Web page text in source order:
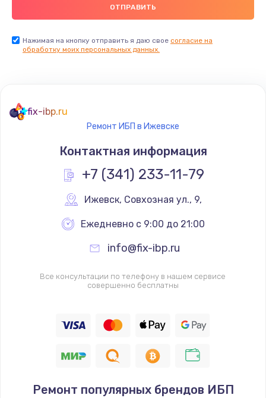
Нажимая на кнопку отправить я даю свое согласие на
обработку моих персональных данных.
fix-ibp.ru
Ремонт ИБП в Ижевске
Контактная информация
+7 (341) 233-11-79
Ижевск, Совхозная ул., 9,
Ежедневно с 9:00 до 21:00
info@fix-ibp.ru
Все консультации по телефону в нашем сервисе
совершенно бесплатны
Ремонт популярных брендов ИБП